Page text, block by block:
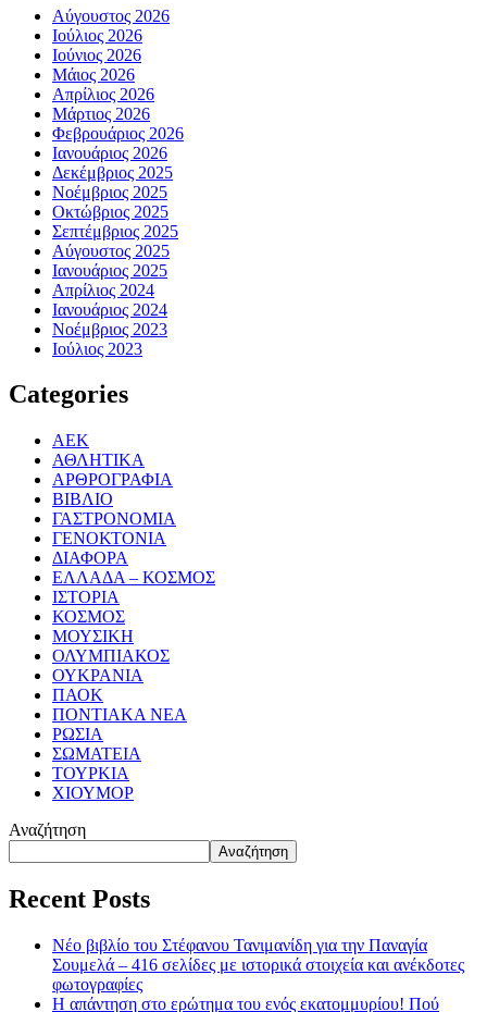
Αύγουστος 2026
Ιούλιος 2026
Ιούνιος 2026
Μάιος 2026
Απρίλιος 2026
Μάρτιος 2026
Φεβρουάριος 2026
Ιανουάριος 2026
Δεκέμβριος 2025
Νοέμβριος 2025
Οκτώβριος 2025
Σεπτέμβριος 2025
Αύγουστος 2025
Ιανουάριος 2025
Απρίλιος 2024
Ιανουάριος 2024
Νοέμβριος 2023
Ιούλιος 2023
Categories
ΑΕΚ
ΑΘΛΗΤΙΚΑ
ΑΡΘΡΟΓΡΑΦΙΑ
ΒΙΒΛΙΟ
ΓΑΣΤΡΟΝΟΜΙΑ
ΓΕΝΟΚΤΟΝΙΑ
ΔΙΑΦΟΡΑ
ΕΛΛΑΔΑ – ΚΟΣΜΟΣ
ΙΣΤΟΡΙΑ
ΚΟΣΜΟΣ
ΜΟΥΣΙΚΗ
ΟΛΥΜΠΙΑΚΟΣ
ΟΥΚΡΑΝΙΑ
ΠΑΟΚ
ΠΟΝΤΙΑΚΑ ΝΕΑ
ΡΩΣΙΑ
ΣΩΜΑΤΕΙΑ
ΤΟΥΡΚΙΑ
ΧΙΟΥΜΟΡ
Αναζήτηση
Αναζήτηση
Recent Posts
Νέο βιβλίο του Στέφανου Τανιμανίδη για την Παναγία
Σουμελά – 416 σελίδες με ιστορικά στοιχεία και ανέκδοτες
φωτογραφίες
Η απάντηση στο ερώτημα του ενός εκατομμυρίου! Πού